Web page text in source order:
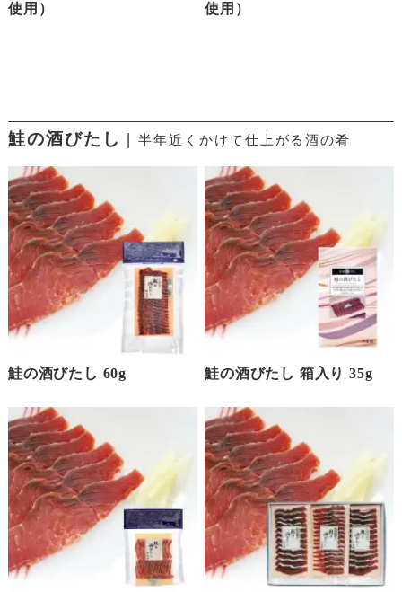
使用）
使用）
鮭の酒びたし |半年近くかけて仕上がる酒の肴
鮭の酒びたし 60g 鮭の酒びたし 箱入り 35g